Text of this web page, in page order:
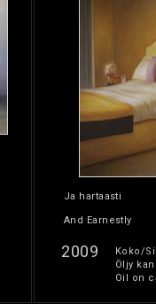
Ja hartaasti
And Earnestly
2009
Koko/
Öljy
Oil on